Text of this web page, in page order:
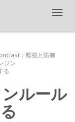
：監視と防御
ジン
る
ルール